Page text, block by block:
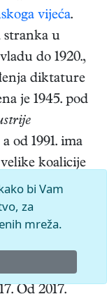
vijeća.
stranka u
do 1920.,
diktature
je 1945. pod
a od 1991. ima
koalicije
a
manjinsku
1971–83.,
S ÖVP-om
te,
Od 2017.
bi Vam
za
mreža.